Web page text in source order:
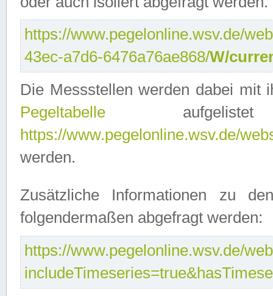
https://www.pegelonline.wsv.de/
43ec-a7d6-6476a76ae868/W/
Die Messstellen werden dabei mit
Pegeltabelle
https://www.pegelonline.wsv.de/
werden.
Zusätzliche Informationen zu
folgendermaßen abgefragt werden:
https://www.pegelonline.wsv.de/